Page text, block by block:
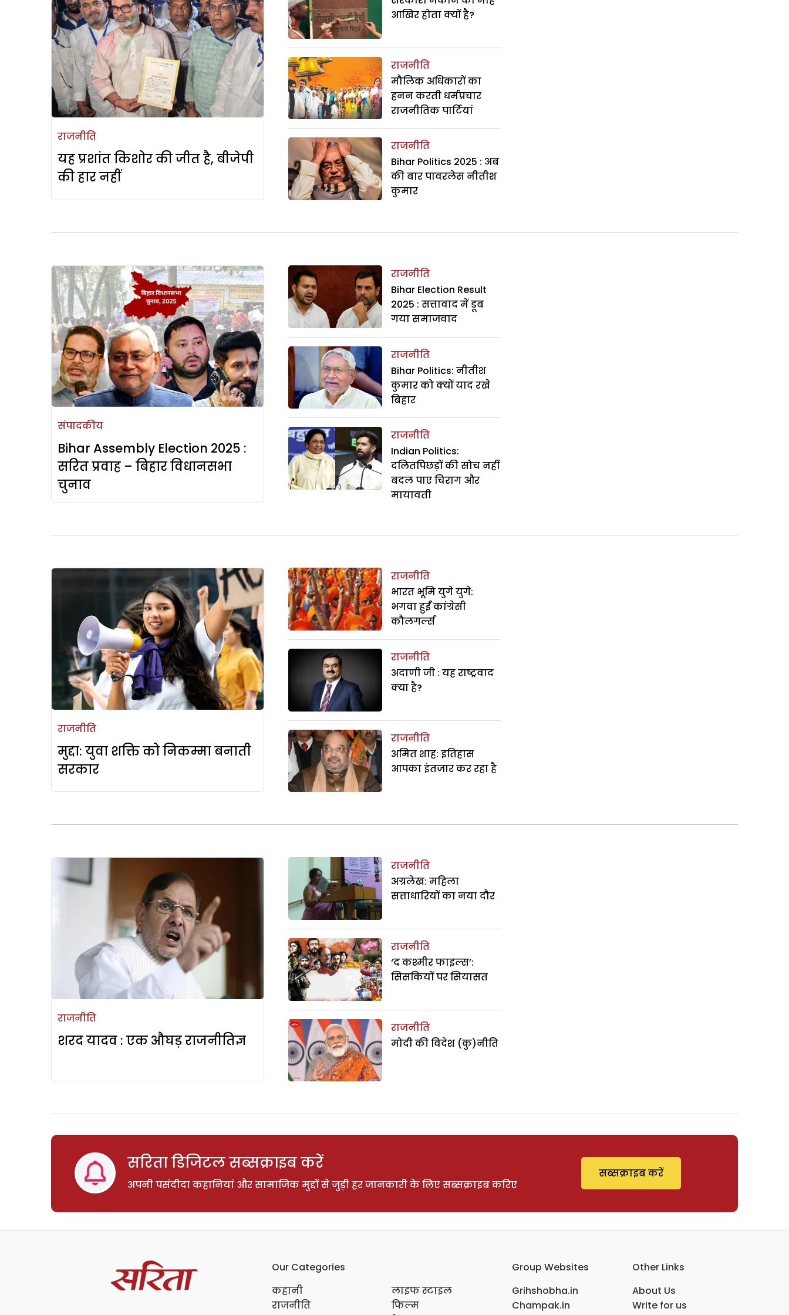
राजनीति
यह प्रशांत किशोर की जीत है, बीजेपी
की हार नहीं
आखिर होता क्यों है?
राजनीति
मौलिक अधिकारों का
हनन करती धर्मप्रचार
राजनीतिक पार्टियां
राजनीति
Bihar Politics 2025 : अब
की बार पावरलेस नीतीश
कुमार
संपादकीय
Bihar Assembly Election 2025 :
सरित प्रवाह – बिहार विधानसभा
चुनाव
राजनीति
Bihar Election Result
2025 : सत्तावाद में डूब
गया समाजवाद
राजनीति
Bihar Politics: नीतीश
कुमार को क्यों याद रखे
बिहार
राजनीति
Indian Politics:
दलितपिछड़ों की सोच नहीं
बदल पाए चिराग और
मायावती
राजनीति
मुद्दा: युवा शक्ति को निकम्मा बनाती
सरकार
राजनीति
भारत भूमि युगे युगे:
भगवा हुईं कांग्रेसी
कौलगर्ल्स
राजनीति
अदाणी जी : यह राष्ट्रवाद
क्या है?
राजनीति
अमित शाह: इतिहास
आपका इंतजार कर रहा है
राजनीति
शरद यादव : एक औघड़ राजनीतिज्ञ
राजनीति
अग्रलेख: महिला
सत्ताधारियों का नया दौर
राजनीति
‘द कश्मीर फाइल्स’:
सिसकियों पर सियासत
राजनीति
मोदी की विदेश (कु)नीति
सरिता डिजिटल सब्सक्राइब करें
अपनी पसंदीदा कहानियां और सामाजिक मुद्दों से जुड़ी हर जानकारी के लिए सब्सक्राइब करिए
सब्सक्राइब करें
Our Categories
कहानी
राजनीति
लाइफ स्टाइल
फिल्म
Group Websites
Grihshobha.in
Champak.in
Other Links
About Us
Write for us